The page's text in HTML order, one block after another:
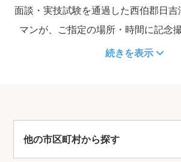
面談・実技試験を通過した西伯郡日吉
マンが、ご指定の場所・時間に記念
続きを表示
他の市区町村から探す